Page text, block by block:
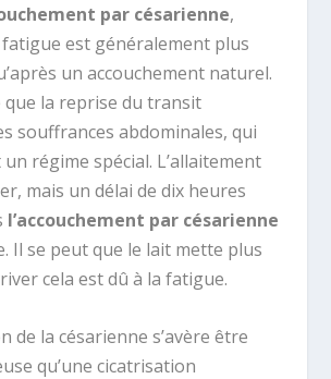
par césarienne,
fatigue est généralement plus
un accouchement naturel.
que la reprise du transit
souffrances abdominales, qui
régime spécial. L’allaitement
mais un délai de dix heures
l’accouchement par césarienne
Il se peut que le lait mette plus
cela est dû à la fatigue.
de la césarienne s’avère être
qu’une cicatrisation